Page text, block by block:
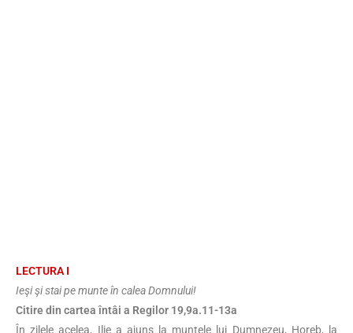
LECTURA I
Ieşi şi stai pe munte în calea Domnului!
Citire din cartea întâi a Regilor 19,9a.11-13a
În zilele acelea, Ilie a ajuns la muntele lui Dumnezeu, Horeb, la